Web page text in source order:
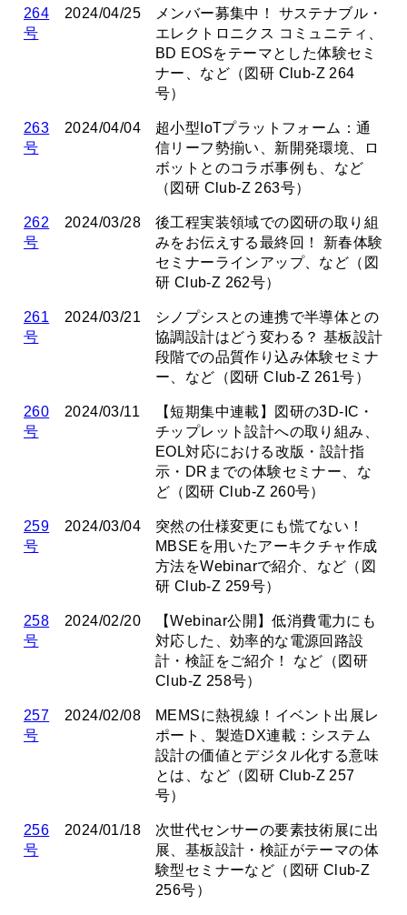
264
号
2024/04/25
メンバー募集中！ サステナブル・
エレクトロニクス コミュニティ、
BD EOSをテーマとした体験セミ
ナー、など（図研 Club-Z 264
号）
263
号
2024/04/04
超小型IoTプラットフォーム：通
信リーフ勢揃い、新開発環境、ロ
ボットとのコラボ事例も、など
（図研 Club-Z 263号）
262
号
2024/03/28
後工程実装領域での図研の取り組
みをお伝えする最終回！ 新春体験
セミナーラインアップ、など（図
研 Club-Z 262号）
261
号
2024/03/21
シノプシスとの連携で半導体との
協調設計はどう変わる？ 基板設計
段階での品質作り込み体験セミナ
ー、など（図研 Club-Z 261号）
260
号
2024/03/11
【短期集中連載】図研の3D-IC・
チップレット設計への取り組み、
EOL対応における改版・設計指
示・DRまでの体験セミナー、な
ど（図研 Club-Z 260号）
259
号
2024/03/04
突然の仕様変更にも慌てない！
MBSEを用いたアーキクチャ作成
方法をWebinarで紹介、など（図
研 Club-Z 259号）
258
号
2024/02/20
【Webinar公開】低消費電力にも
対応した、効率的な電源回路設
計・検証をご紹介！ など（図研
Club-Z 258号）
257
号
2024/02/08
MEMSに熱視線！イベント出展レ
ポート、製造DX連載：システム
設計の価値とデジタル化する意味
とは、など（図研 Club-Z 257
号）
256
号
2024/01/18
次世代センサーの要素技術展に出
展、基板設計・検証がテーマの体
験型セミナーなど（図研 Club-Z
256号）